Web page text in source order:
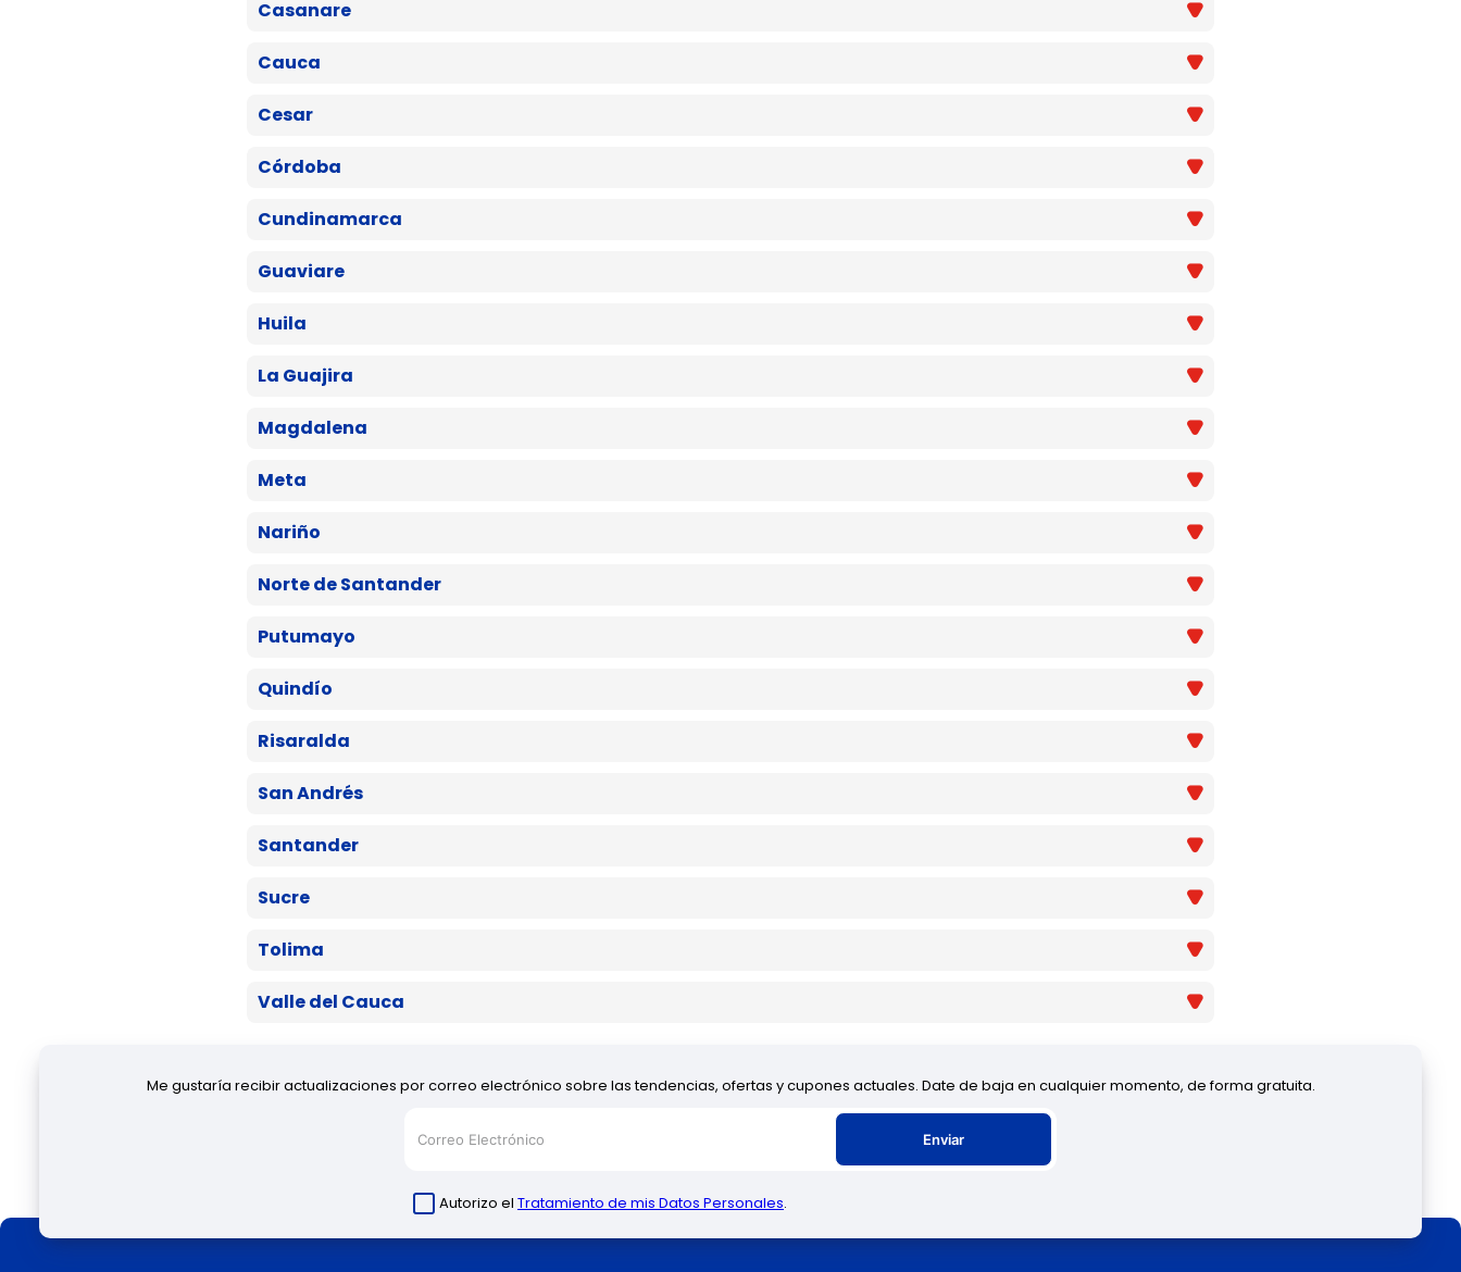
Casanare
Cauca
Cesar
Córdoba
Cundinamarca
Guaviare
Huila
La Guajira
Magdalena
Meta
Nariño
Norte de Santander
Putumayo
Quindío
Risaralda
San Andrés
Santander
Sucre
Tolima
Valle del Cauca
Me gustaría recibir actualizaciones por correo electrónico sobre las tendencias, ofertas y cupones actuales. Date de baja en cualquier momento, de forma gratuita.
Enviar
Autorizo el Tratamiento de mis Datos Personales.